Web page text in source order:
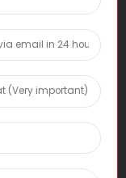
2, Tiyu Road,
Province, RPC